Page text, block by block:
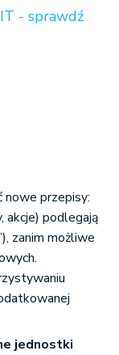
- sprawdź
przepisy:
akcje) podlegają
zanim możliwe
jednostki